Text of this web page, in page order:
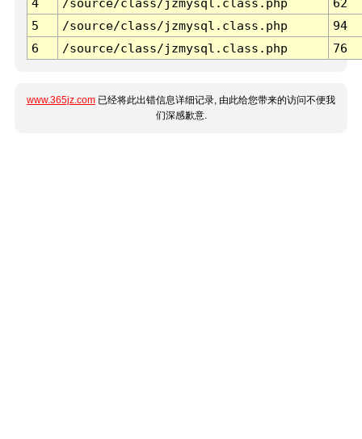
4
/source/class/jzmysql.class.php
62
5
/source/class/jzmysql.class.php
94
6
/source/class/jzmysql.class.php 76
www.365jz.com 已经将此出错信息详细记录, 由此给您带来的访问不便我
们深感歉意.